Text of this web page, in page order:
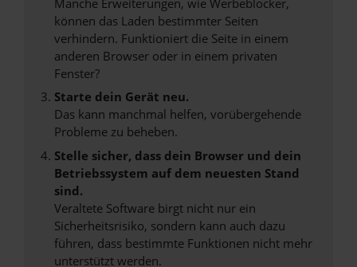
können das Laden bestimmter Seiten
verhindern. Funktioniert die Seite in einem
anderen Browser oder in einem privaten
Fenster?
Starte dein Gerät neu.
Das kann manchmal helfen, vorübergehende
Probleme zu beheben.
Stelle sicher, dass dein Browser und dein
Betriebssystem auf dem neuesten Stand
sind.
Veraltete Software birgt nicht nur ein
Sicherheitsrisiko, sondern kann auch dazu
führen, dass bestimmte Funktionen nicht mehr
unterstützt werden.